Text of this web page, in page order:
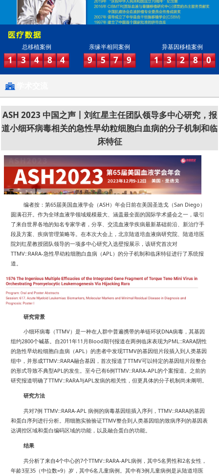
总移植案例
1 3 4 8 4
亲缘半相同案例
9 5 7 9
异基因移植案例
1 3 2 8 0
ASH 2023 中国之声丨刘红星主任团队领导多中心研究，报
道小细环病毒相关的急性早幼粒细胞白血病的分子机制和临
床特征
编者按：第65届美国血液学会（ASH ）年会日前在美国圣迭戈（San Diego ）
圆满召开。作为全球血液学领域规模最大、涵盖最全面的国际学术盛会之一，吸引
了来自世界各地的知名专家学者，分享、交流血液学疾病最新基础前沿、新治疗手
段及方案、疾病管理策略等。在本次大会上，北京陆道培血液病研究院、陆道培医
院刘红星教授团队领导的一项多中心研究入选壁报展示，该研究首次对
TTMV::RARA-急性早幼粒细胞白血病（APL）的分子机制和临床特征进行了系统报
道。
研究背景
小细环病毒（TTMV）是一种在人群中普遍携带的单链环状DNA病毒，其基因
组约2800个碱基。自2011年11 月 Blood期刊报道在两例临床表现为PML::RARA阴性
的急性早幼粒细胞白血病（APL）的患者中发现TTMV的基因组片段插入到人类基因
组中，并形成TTMV::RARA融合基因，首次报道了TTMV可以特定的基因组片段整合
的形式导致不典型APL的发生。至今已有6例TTMV::RARA-APL的个案报道。之前的
研究报道明确了TTMV::RARA与APL发病的相关性，但更具体的分子机制尚未阐明。
研究方法
共对7例 TTMV::RARA-APL 病例的病毒基因组插入序列， TTMV::RARA的基因
和蛋白序列进行分析。用细胞实验验证TTMV整合到人类基因组的致病序列的基因表
达调控区域和蛋白编码区域的功能，以及融合蛋白的功能。
结果
共分析了来自4个中心的7个TTMV::RARA-APL 病例，其中5名男性和2名女性，
年龄3至35 （中位数=9）岁，其中6名儿童病例。其中有3例儿童病例是从陆道培医